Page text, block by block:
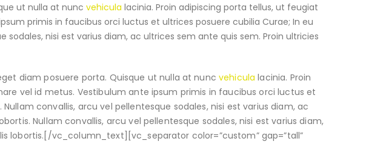
ut nulla at nunc vehicula lacinia. Proin adipiscing porta tellus, ut feugiat
primis in faucibus orci luctus et ultrices posuere cubilia Curae; In eu
nisi est varius diam, ac ultrices sem ante quis sem. Proin ultricies
diam posuere porta. Quisque ut nulla at nuncvehicula lacinia. Proin
vel id metus. Vestibulum ante ipsum primis in faucibus orci luctus et
convallis, arcu vel pellentesque sodales, nisi est varius diam, ac
Nullam convallis, arcu vel pellentesque sodales, nisi est varius diam,
lobortis.[/vc_column_text][vc_separator color=”custom” gap=”tall”